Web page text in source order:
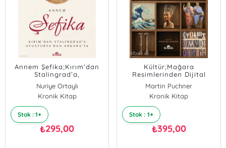
Annem Şefika;Kırım’dan
Stalingrad’a,
Avusturya’dan Ankara’ya
Nuriye Ortaylı
Kronik Kitap
Stok : 1+
₺295,00
Kültür;Mağara
Resimlerinden Dijital
Çağa Yeni Bir Dünya
Tarihi
Martin Puchner
Kronik Kitap
Stok : 1+
₺395,00